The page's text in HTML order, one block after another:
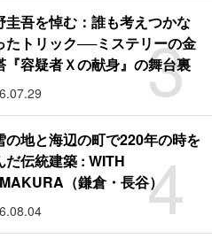
3
圭吾を悼む：誰も考えつかな
たトリック──ミステリーの金
『容疑者Ｘの献身』の舞台裏
4
の地と海辺の町で220年の時を
だ伝統建築 : WITH
（鎌倉・長谷）